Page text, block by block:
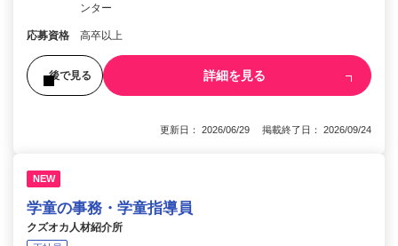
ンター
応募資格 高卒以上
後で見る 詳細を見る
更新日： 2026/06/29 掲載終了日： 2026/09/24
NEW
学童の事務・学童指導員
クズオカ人材紹介所